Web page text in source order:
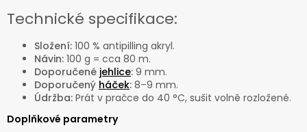
Technické specifikace:
Složení: 100 % antipilling akryl.
Návin: 100 g = cca 80 m.
Doporučené jehlice: 9 mm.
Doporučený háček: 8–9 mm.
Údržba: Prát v pračce do 40 °C, sušit volně rozložené.
Doplňkové parametry